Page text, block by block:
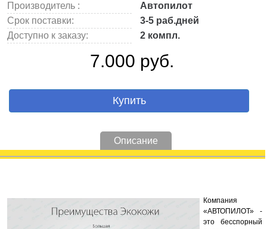
Производитель :
Автопилот
Срок поставки:
3-5 раб.дней
Доступно к заказу:
2 компл.
7.000 руб.
Купить
Описание
Компания
«АВТОПИЛОТ» -
это бесспорный